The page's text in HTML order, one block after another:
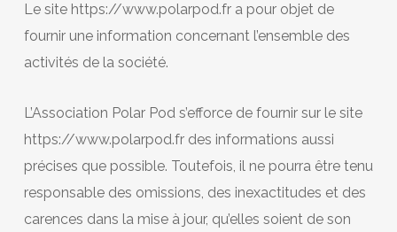
Le site https://www.polarpod.fr a pour objet de
fournir une information concernant l’ensemble des
activités de la société.
L’Association Polar Pod s’efforce de fournir sur le site
https://www.polarpod.fr des informations aussi
précises que possible. Toutefois, il ne pourra être tenu
responsable des omissions, des inexactitudes et des
carences dans la mise à jour, qu’elles soient de son